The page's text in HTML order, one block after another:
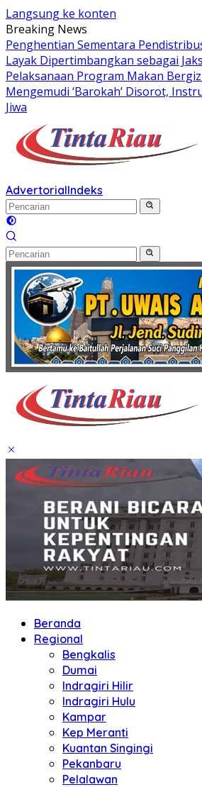
Langsung ke konten
Breaking News
Penghentian Sementara
Layak Dipertimbangkan sebagai
Pelaksanaan Program Makan
Mengemudi ‘Barokah’ Disorot,
Jiwa
AdvertorialIndeks
Beranda
Regional
Bengkalis
Dumai
Indragiri Hilir
Indragiri Hulu
Kampar
Kep Meranti
Kuantan Singingi
Pekanbaru
Pelalawan